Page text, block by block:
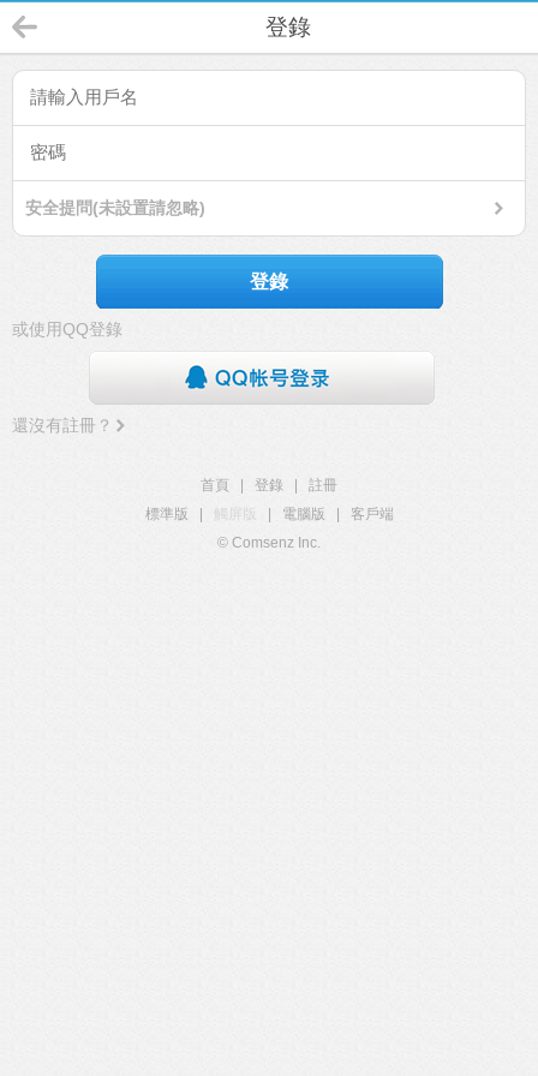
登錄
安全提問(未設置請忽略)
登錄
或使用QQ登錄
還沒有註冊？
首頁 登錄
註冊
標準版
觸屏版 電腦版
客戶端
© Comsenz Inc.